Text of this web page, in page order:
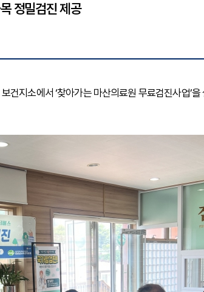
정밀검진 제공
지소에서 ‘찾아가는 마산의료원 무료검진사업’을